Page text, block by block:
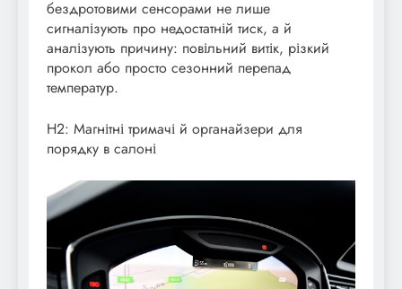
бездротовими сенсорами не лише
сигналізують про недостатній тиск, а й
аналізують причину: повільний витік, різкий
прокол або просто сезонний перепад
температур.
H2: Магнітні тримачі й органайзери для
порядку в салоні